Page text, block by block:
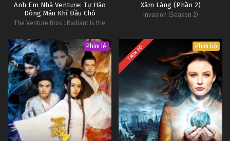
Anh Em Nhà Venture: Tự Hào
Dòng Máu Khỉ Đầu Chó
The Venture Bros.: Radiant Is the
Xâm Lăng (Phần 2)
Invasion (Season 2)
Phim lẻ TRỌN BỘ Phim bộ